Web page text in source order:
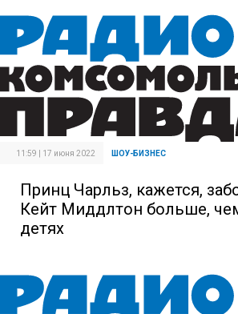
11:59 | 17 июня 2022 ШОУ-БИЗНЕС
Принц Чарльз, кажется,
Кейт Миддлтон больше,
детях